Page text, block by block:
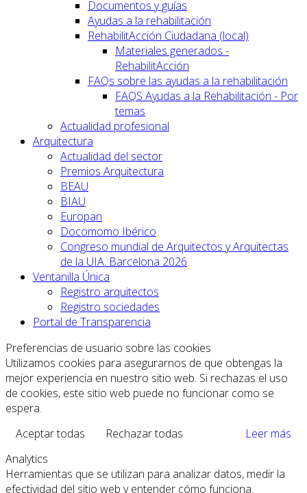
Documentos y guías
Ayudas a la rehabilitación
RehabilitAcción Ciudadana (local)
Materiales generados -
RehabilitAcción
FAQs sobre las ayudas a la rehabilitación
FAQS Ayudas a la Rehabilitación - Por
temas
Actualidad profesional
Arquitectura
Actualidad del sector
Premios Arquitectura
BEAU
BIAU
Europan
Docomomo Ibérico
Congreso mundial de Arquitectos y Arquitectas
de la UIA. Barcelona 2026
Ventanilla Única
Registro arquitectos
Registro sociedades
Portal de Transparencia
Preferencias de usuario sobre las cookies
Utilizamos cookies para asegurarnos de que obtengas la
mejor experiencia en nuestro sitio web. Si rechazas el uso
de cookies, este sitio web puede no funcionar como se
espera.
Aceptar todas
Rechazar todas
Leer más
Analytics
Herramientas que se utilizan para analizar datos, medir la
efectividad del sitio web y entender cómo funciona.